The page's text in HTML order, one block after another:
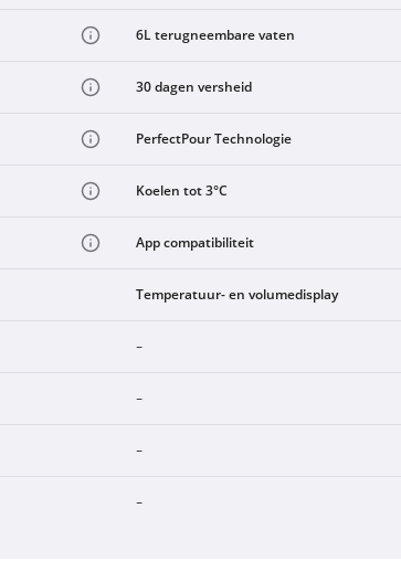
6L terugneembare vaten
30 dagen versheid
PerfectPour Technologie
Koelen tot 3°C
App compatibiliteit
Temperatuur- en volumedisplay
-
-
-
-